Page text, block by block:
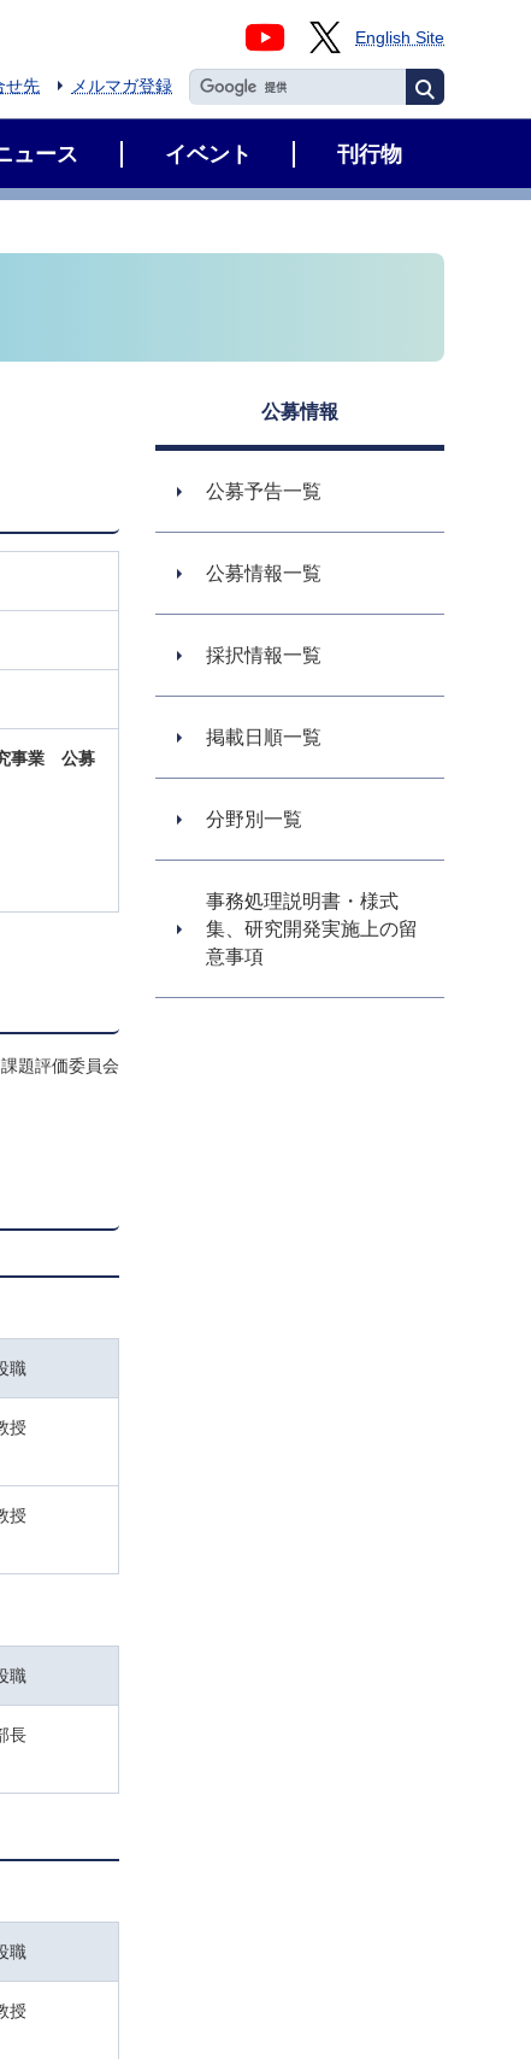
English Site
せ先 メルマガ登録
ュース イベント 刊行物
事業
公募
題評価委員会
職
授
授
職
長
職
授
公募情報
公募予告一覧
公募情報一覧
採択情報一覧
掲載日順一覧
分野別一覧
事務処理説明書・様式
集、研究開発実施上の留
意事項